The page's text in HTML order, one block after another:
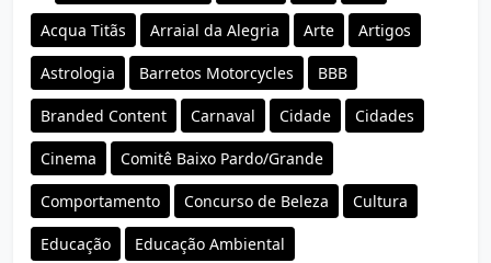
Acqua Titãs Arraial da Alegria Arte Artigos
Astrologia Barretos Motorcycles BBB
Branded Content Carnaval Cidade Cidades
Cinema Comitê Baixo Pardo/Grande
Comportamento Concurso de Beleza Cultura
Educação Educação Ambiental